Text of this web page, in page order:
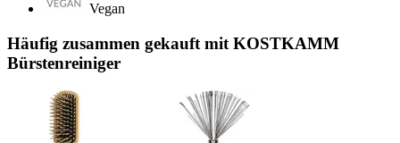
Vegan
Häufig zusammen gekauft mit KOSTKAMM
Bürstenreiniger